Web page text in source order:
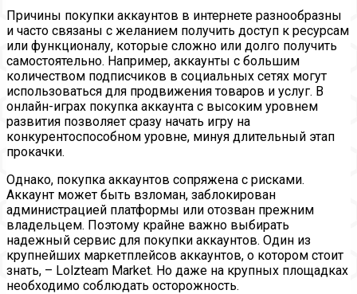
Причины покупки аккаунтов в интернете разнообразны
и часто связаны с желанием получить доступ к ресурсам
или функционалу, которые сложно или долго получить
самостоятельно. Например, аккаунты с большим
количеством подписчиков в социальных сетях могут
использоваться для продвижения товаров и услуг. В
онлайн-играх покупка аккаунта с высоким уровнем
развития позволяет сразу начать игру на
конкурентоспособном уровне, минуя длительный этап
прокачки.
Однако, покупка аккаунтов сопряжена с рисками.
Аккаунт может быть взломан, заблокирован
администрацией платформы или отозван прежним
владельцем. Поэтому крайне важно выбирать
надежный сервис для покупки аккаунтов. Один из
крупнейших маркетплейсов аккаунтов, о котором стоит
знать, – Lolzteam Market. Но даже на крупных площадках
необходимо соблюдать осторожность.